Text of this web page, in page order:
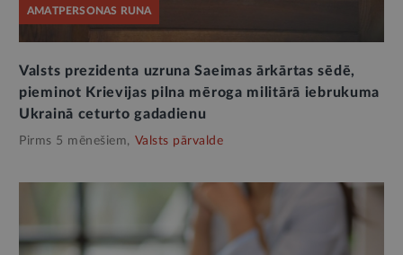
AMATPERSONAS RUNA
Valsts prezidenta uzruna Saeimas ārkārtas sēdē,
pieminot Krievijas pilna mēroga militārā iebrukuma
Ukrainā ceturto gadadienu
Pirms 5 mēnešiem, Valsts pārvalde